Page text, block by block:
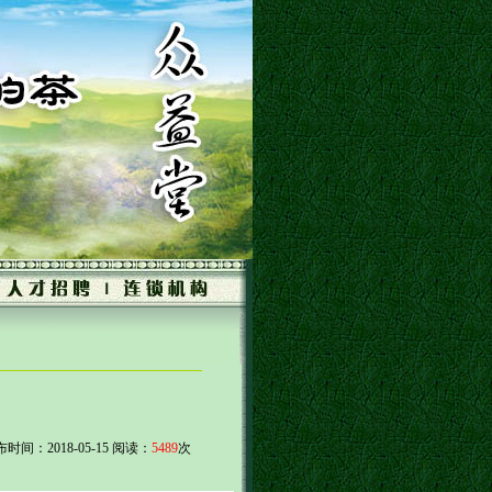
间：2018-05-15 阅读： 5489次